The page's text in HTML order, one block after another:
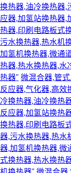
换热器,油冷换热器,
应器,加氢站换热器,
热器,印刷电路板式
污水换热器,热水机
加氢机换热器,微通
热器,热水换热器,水
热器" 微混合器,管
反应器,气化器,高效
冷换热器,油冷换热
反应器,加氢站换热
换热器,印刷电路板
器,污水换热器,热水
器,加氢机换热器,微
式换热器,热水换热